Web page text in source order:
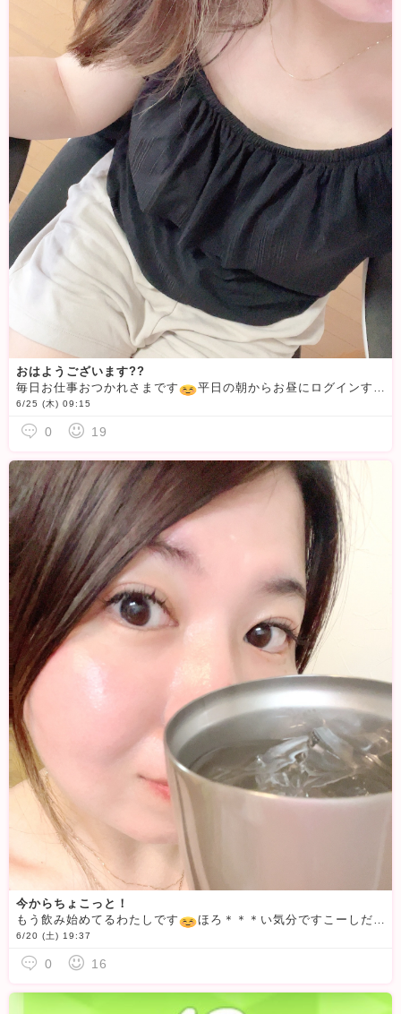
おはようございます??
毎日お仕事おつかれさまです
️平日の朝からお昼にログインすることが多いせいかお仕事の休憩中、平日お休み、朝お仕事終わり、中にはお仕事中にお話してくださる方も
6/25 (木) 09:15
0 19
今からちょこっと！
もう飲み始めてるわたしです
️ほろ＊＊＊い気分ですこーしだけログインしようと思います
6/20 (土) 19:37
0 16